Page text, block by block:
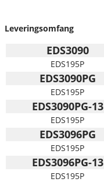
Leveringsomfang
EDS3090
EDS195P
EDS3090PG
EDS195P
EDS3090PG-13
EDS195P
EDS3096PG
EDS195P
EDS3096PG-13
EDS195P